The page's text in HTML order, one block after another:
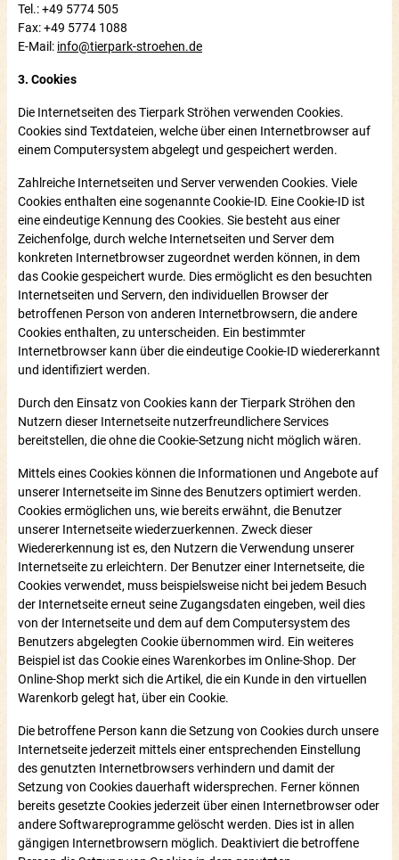
Tel.: +49 5774 505
Fax: +49 5774 1088
E-Mail: info@tierpark-stroehen.de
3. Cookies
Die Internetseiten des Tierpark Ströhen verwenden Cookies.
Cookies sind Textdateien, welche über einen Internetbrowser auf
einem Computersystem abgelegt und gespeichert werden.
Zahlreiche Internetseiten und Server verwenden Cookies. Viele
Cookies enthalten eine sogenannte Cookie-ID. Eine Cookie-ID ist
eine eindeutige Kennung des Cookies. Sie besteht aus einer
Zeichenfolge, durch welche Internetseiten und Server dem
konkreten Internetbrowser zugeordnet werden können, in dem
das Cookie gespeichert wurde. Dies ermöglicht es den besuchten
Internetseiten und Servern, den individuellen Browser der
betroffenen Person von anderen Internetbrowsern, die andere
Cookies enthalten, zu unterscheiden. Ein bestimmter
Internetbrowser kann über die eindeutige Cookie-ID wiedererkannt
und identifiziert werden.
Durch den Einsatz von Cookies kann der Tierpark Ströhen den
Nutzern dieser Internetseite nutzerfreundlichere Services
bereitstellen, die ohne die Cookie-Setzung nicht möglich wären.
Mittels eines Cookies können die Informationen und Angebote auf
unserer Internetseite im Sinne des Benutzers optimiert werden.
Cookies ermöglichen uns, wie bereits erwähnt, die Benutzer
unserer Internetseite wiederzuerkennen. Zweck dieser
Wiedererkennung ist es, den Nutzern die Verwendung unserer
Internetseite zu erleichtern. Der Benutzer einer Internetseite, die
Cookies verwendet, muss beispielsweise nicht bei jedem Besuch
der Internetseite erneut seine Zugangsdaten eingeben, weil dies
von der Internetseite und dem auf dem Computersystem des
Benutzers abgelegten Cookie übernommen wird. Ein weiteres
Beispiel ist das Cookie eines Warenkorbes im Online-Shop. Der
Online-Shop merkt sich die Artikel, die ein Kunde in den virtuellen
Warenkorb gelegt hat, über ein Cookie.
Die betroffene Person kann die Setzung von Cookies durch unsere
Internetseite jederzeit mittels einer entsprechenden Einstellung
des genutzten Internetbrowsers verhindern und damit der
Setzung von Cookies dauerhaft widersprechen. Ferner können
bereits gesetzte Cookies jederzeit über einen Internetbrowser oder
andere Softwareprogramme gelöscht werden. Dies ist in allen
gängigen Internetbrowsern möglich. Deaktiviert die betroffene